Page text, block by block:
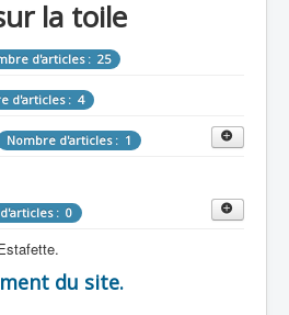
la toile
d'articles : 25
d'articles : 4
Nombre d'articles : 1
Nombre d'articles : 9
a vu sur l'estafette !
Nombre d'articles : 3
: 0
d'articles : 0
du site.